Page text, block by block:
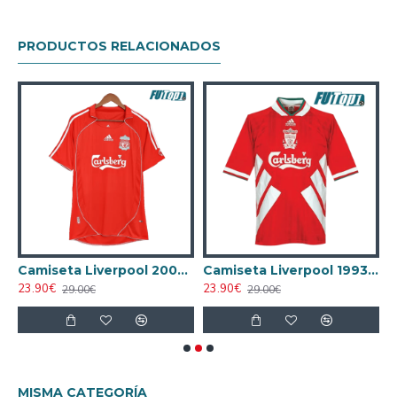
PRODUCTOS RELACIONADOS
Camiseta Liverpool 2006/07 Local Retro Rojo
23.90€ 29.00€
Camiseta Liverpool 1993/95 Local Retro Rojo
23.90€ 29.00€
MISMA CATEGORÍA